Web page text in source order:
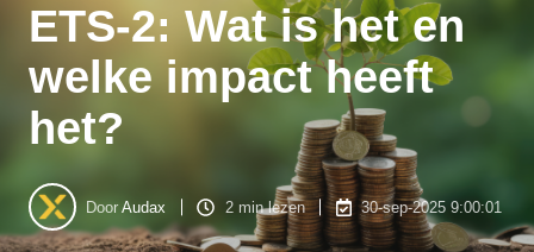
ETS-2: Wat is het en
welke impact heeft
het?
DoorAudax 2 min lezen 30-sep-2025 9:00:01